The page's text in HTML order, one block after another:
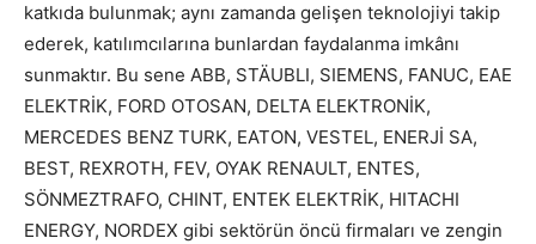
katkıda bulunmak; aynı zamanda gelişen teknolojiyi takip
ederek, katılımcılarına bunlardan faydalanma imkânı
sunmaktır. Bu sene ABB, STÄUBLI, SIEMENS, FANUC, EAE
ELEKTRİK, FORD OTOSAN, DELTA ELEKTRONİK,
MERCEDES BENZ TURK, EATON, VESTEL, ENERJİ SA,
BEST, REXROTH, FEV, OYAK RENAULT, ENTES,
SÖNMEZTRAFO, CHINT, ENTEK ELEKTRİK, HITACHI
ENERGY, NORDEX gibi sektörün öncü firmaları ve zengin